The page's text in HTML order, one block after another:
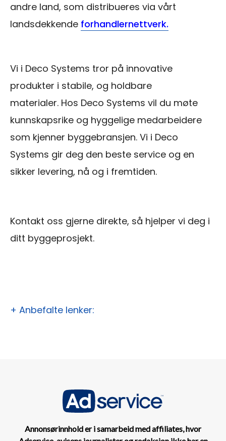
andre land, som distribueres via vårt
landsdekkende forhandlernettverk.
Vi i Deco Systems tror på innovative
produkter i stabile, og holdbare
materialer. Hos Deco Systems vil du møte
kunnskapsrike og hyggelige medarbeidere
som kjenner byggebransjen. Vi i Deco
Systems gir deg den beste service og en
sikker levering, nå og i fremtiden.
Kontakt oss gjerne direkte, så hjelper vi deg i
ditt byggeprosjekt.
+ Anbefalte lenker:
Annonsørinnhold er i samarbeid med affiliates, hvor